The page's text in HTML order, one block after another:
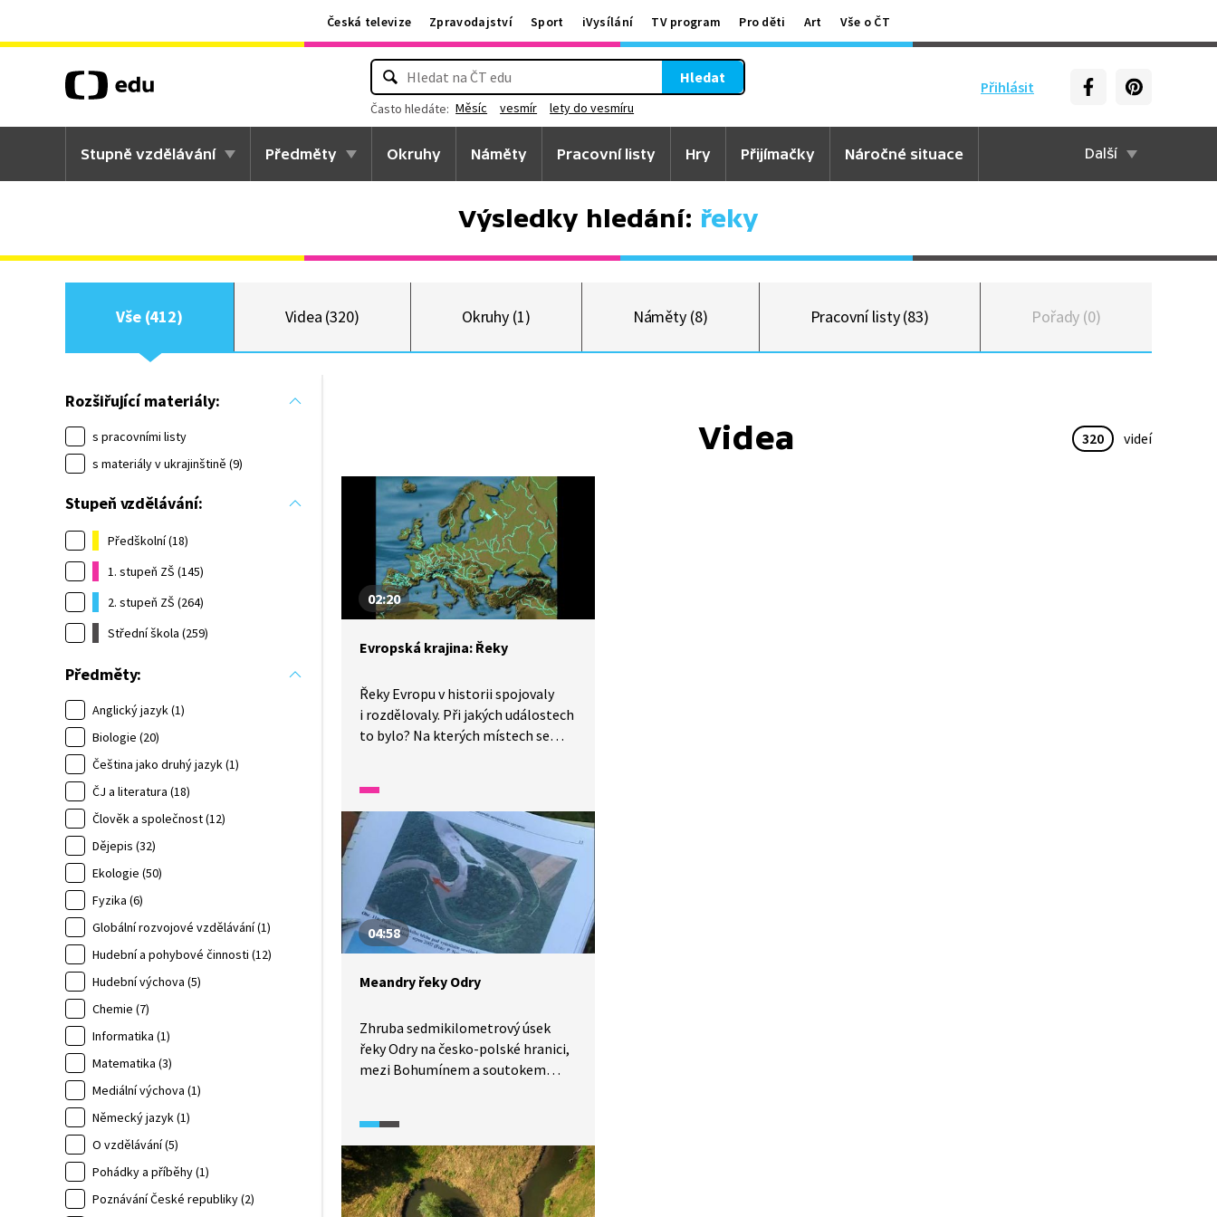
Česká televize Zpravodajství Sport iVysílání TV program Pro děti Art Vše o ČT
Přihlásit
Hledat
Často hledáte: Měsíc vesmír lety do vesmíru
Stupně vzdělávání Předměty Okruhy Náměty Pracovní listy Hry Přijímačky Náročné situace Další
Výsledky hledání: řeky
Vše (412) Videa (320) Okruhy (1) Náměty (8) Pracovní listy (83) Pořady (0)
Rozšiřující materiály:
s pracovními listy
s materiály v ukrajinštině (9)
Stupeň vzdělávání:
Předškolní (18)
1. stupeň ZŠ (145)
2. stupeň ZŠ (264)
Střední škola (259)
Předměty:
Anglický jazyk (1)
Biologie (20)
Čeština jako druhý jazyk (1)
ČJ a literatura (18)
Člověk a společnost (12)
Dějepis (32)
Ekologie (50)
Fyzika (6)
Globální rozvojové vzdělávání (1)
Hudební a pohybové činnosti (12)
Hudební výchova (5)
Chemie (7)
Informatika (1)
Matematika (3)
Mediální výchova (1)
Německý jazyk (1)
O vzdělávání (5)
Pohádky a příběhy (1)
Poznávání České republiky (2)
Videa 320 videí
02:20
Evropská krajina: Řeky
Řeky Evropu v historii spojovaly
i rozdělovaly. Při jakých událostech
to bylo? Na kterých místech se
se dají lodě přenášet?
04:58
Meandry řeky Odry
Zhruba sedmikilometrový úsek
řeky Odry na česko-polské hranici,
mezi Bohumínem a soutokem
takto velká neregulovaná řeka
v Evropě už neexistuje. Meandrující
koryto Odry připomíná svojí
divokostí a nespoutaností řeku